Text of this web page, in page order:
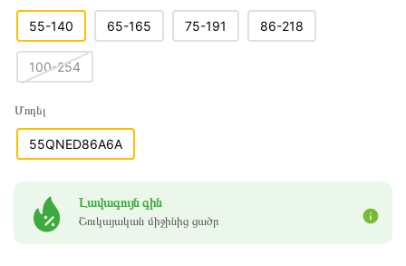
55-140 65-165 75-191 86-218
100-254
Մոդել
55QNED86A6A
Լավագույն գին
Շուկայական միջինից ցածր